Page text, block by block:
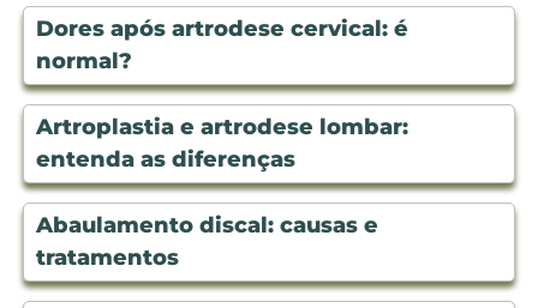
Dores após artrodese cervical: é
normal?
Artroplastia e artrodese lombar:
entenda as diferenças
Abaulamento discal: causas e
tratamentos